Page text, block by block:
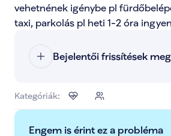
vehetnének igénybe pl
taxi, parkolás pl heti 1-2 óra
Bejelentői frissítések
Kategóriák:
Engem is érint ez a probléma